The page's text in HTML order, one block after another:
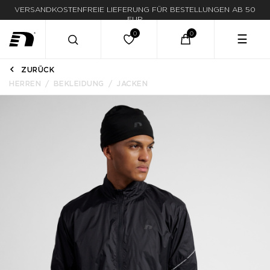
VERSANDKOSTENFREIE LIEFERUNG FÜR BESTELLUNGEN AB 50
EUR
LIEFERUNG IN 1-3 WERKTAGEN
☰
ZURÜCK
HERREN
BEKLEIDUNG JACKEN